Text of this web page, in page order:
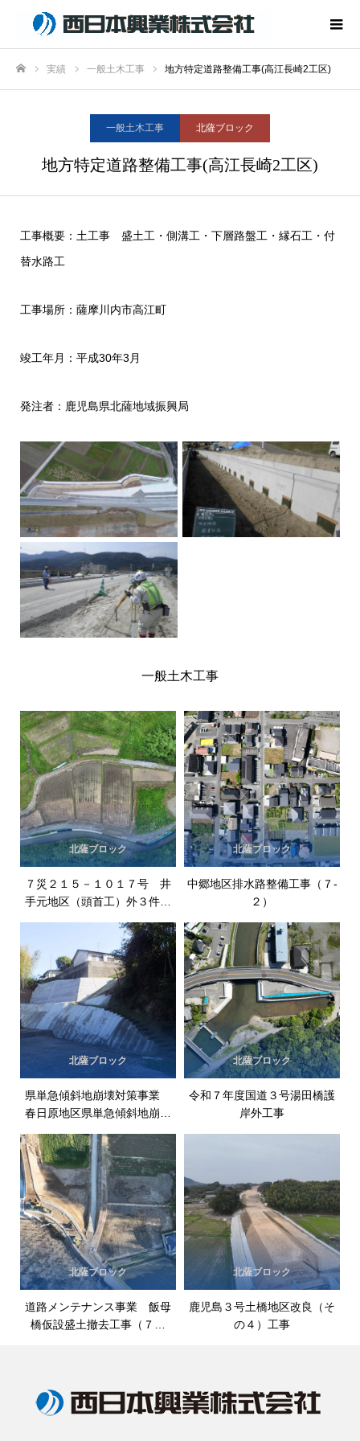
実績 一般土木工事 地方特定道路整備工事(高江長崎2工区)
一般土木工事 北薩ブロック
地方特定道路整備工事(高江長崎2工区)
工事概要：土工事 盛土工・側溝工・下層路盤工・縁石工・付
替水路工
工事場所：薩摩川内市高江町
竣工年月：平成30年3月
発注者：鹿児島県北薩地域振興局
一般土木工事
北薩ブロック
７災２１５－１０１７号 井
手元地区（頭首工）外３件災
北薩ブロック
中郷地区排水路整備工事（７-
２）
北薩ブロック
県単急傾斜地崩壊対策事業
春日原地区県単急傾斜地崩壊
北薩ブロック
令和７年度国道３号湯田橋護
岸外工事
北薩ブロック
道路メンテナンス事業 飯母
橋仮設盛土撤去工事（７－
北薩ブロック
鹿児島３号土橋地区改良（そ
の４）工事